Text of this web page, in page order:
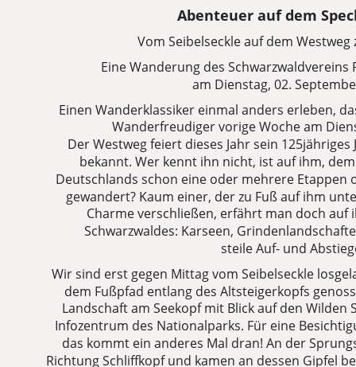
Abenteuer auf dem
Vom Seibelseckle auf dem
Eine Wanderung des
am Dienstag, 02.
Einen Wanderklassiker einmal anders erleben,
Wanderfreudiger vorige Woche am
Der Westweg feiert dieses Jahr sein
bekannt. Wer kennt ihn nicht, ist auf ihm,
Deutschlands schon eine oder mehrere Etappen
gewandert? Kaum einer, der zu Fuß auf ihm
Charme verschließen, erfährt man doch auf
Schwarzwaldes: Karseen,
steile Auf- und
Wir sind erst gegen Mittag vom Seibelseckle
dem Fußpfad entlang des Altsteigerkopfs
Landschaft am Seekopf mit Blick auf den Wilden
Infozentrum des Nationalparks. Für eine
das kommt ein anderes Mal dran! An der
Richtung Schliffkopf und kamen an dessen Gipfel